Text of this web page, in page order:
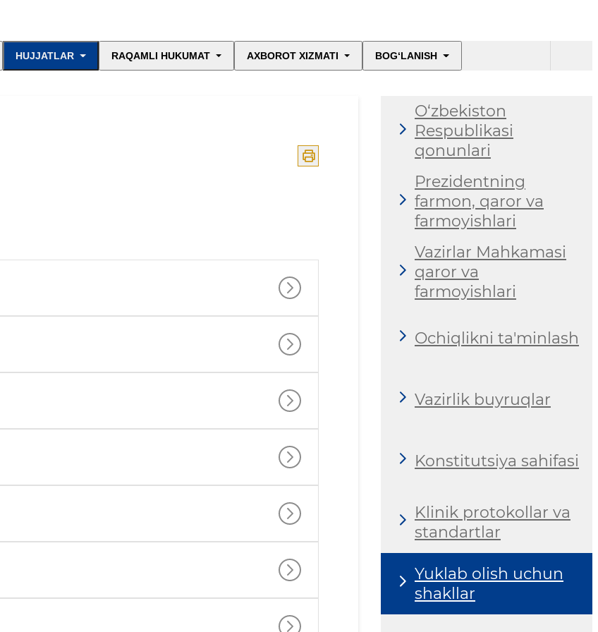
HUJJATLAR RAQAMLI HUKUMAT AXBOROT XIZMATI BOG‘LANISH
O‘zbekiston
Respublikasi
qonunlari
Prezidentning
farmon, qaror va
farmoyishlari
Vazirlar Mahkamasi
qaror va
farmoyishlari
Ochiqlikni ta'minlash
Vazirlik buyruqlar
Konstitutsiya sahifasi
Klinik protokollar va
standartlar
Yuklab olish uchun
shakllar